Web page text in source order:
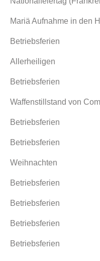
Mariä Aufnahme in den
Betriebsferien
Allerheiligen
Betriebsferien
Waffenstillstand von
Betriebsferien
Betriebsferien
Weihnachten
Betriebsferien
Betriebsferien
Betriebsferien
Betriebsferien